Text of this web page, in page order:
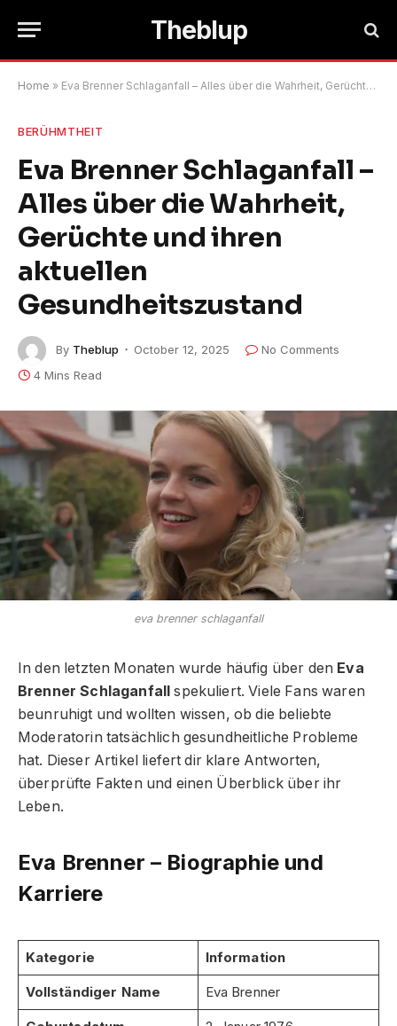
Theblup
Home » Eva Brenner Schlaganfall – Alles über die Wahrheit, Gerüchte und ihren aktuellen Gesundheitszustand
BERÜHMTHEIT
Eva Brenner Schlaganfall –
Alles über die Wahrheit,
Gerüchte und ihren
aktuellen
Gesundheitszustand
By Theblup October 12, 2025
No Comments
4 Mins Read
eva brenner schlaganfall
In den letzten Monaten wurde häufig über den Eva
Brenner Schlaganfall spekuliert. Viele Fans waren
beunruhigt und wollten wissen, ob die beliebte
Moderatorin tatsächlich gesundheitliche Probleme
hat. Dieser Artikel liefert dir klare Antworten,
überprüfte Fakten und einen Überblick über ihr
Leben.
Eva Brenner – Biographie und
Karriere
Kategorie Information
Vollständiger Name Eva Brenner